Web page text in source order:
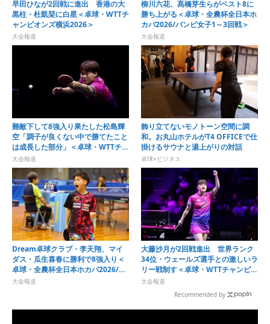
早田ひなが2回戦に進出 香港の大
黒柱・杜凱琹に白星＜卓球・WTTチ
ャンピオンズ横浜2026＞
大会報道
柳川六花、髙橋芽生らがベスト8に
勝ち上がる＜卓球・全農杯全日本ホ
カバ2026/バンビ女子1～3回戦＞
大会報道
難敵下して8強入り果たした松島輝
空「調子が良くない中で勝てたこと
は成長した部分」＜卓球・WTTチャ
ンピオンズ横浜2026＞
大会報道
飾り立てないモノトーン空間に調
和。お丸山ホテルがT4 OFFICEで仕
掛けるサウナと湯上がりの対話
卓球×ビジネス
Dream卓球クラブ・李天翔、マイ
ダス・瓜生喜春に勝利で8強入り＜
卓球・全農杯全日本ホカバ2026/カ
ブ男子1～3回戦＞
大会報道
大藤沙月が2回戦進出 世界ランク
34位・ウェールズ選手との激しいラ
リー戦制す＜卓球・WTTチャンピオ
ンズ横浜2026＞
大会報道
Recommended by